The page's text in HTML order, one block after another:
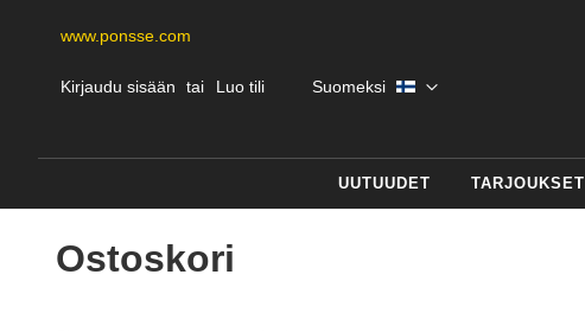
www.ponsse.com
Skip
Kirjaudu sisään Luo tili Kieli
Suomeksi
UUTUUDET TARJOUKSET
Ostoskori